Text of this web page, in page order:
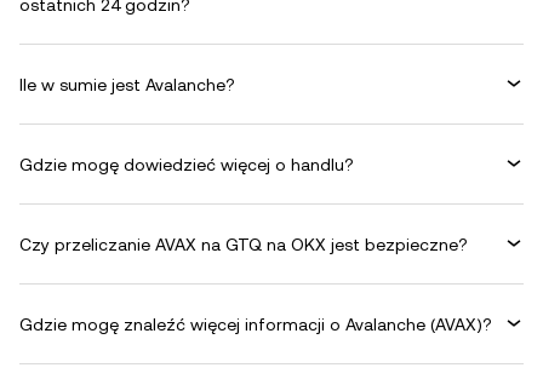
ostatnich 24 godzin?
Ile w sumie jest Avalanche?
Gdzie mogę dowiedzieć więcej o handlu?
Czy przeliczanie AVAX na GTQ na OKX jest bezpieczne?
Gdzie mogę znaleźć więcej informacji o Avalanche (AVAX)?